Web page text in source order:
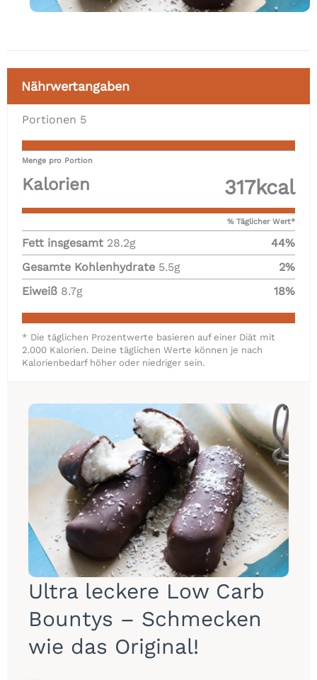
Ultra leckere Low Carb
Bountys – Schmecken
wie das Original!
Nährwertangaben
Portionen 5
Menge pro Portion
Kalorien 317kcal
% Täglicher Wert*
Fett insgesamt 28.2g 44%
Gesamte Kohlenhydrate 5.5g 2%
Eiweiß 8.7g 18%
* Die täglichen Prozentwerte basieren auf einer Diät mit
2.000 Kalorien. Deine täglichen Werte können je nach
Kalorienbedarf höher oder niedriger sein.